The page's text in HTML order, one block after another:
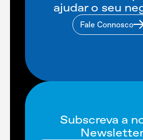
ajudar o seu
Fale Connosco
Subscreva a